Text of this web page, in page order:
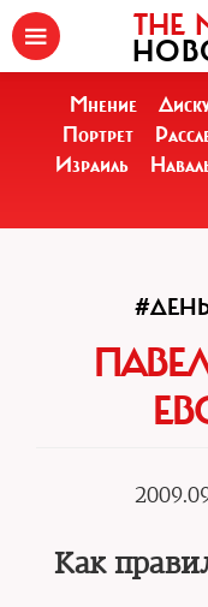
THE
Мнение
Портрет
Израиль
Как